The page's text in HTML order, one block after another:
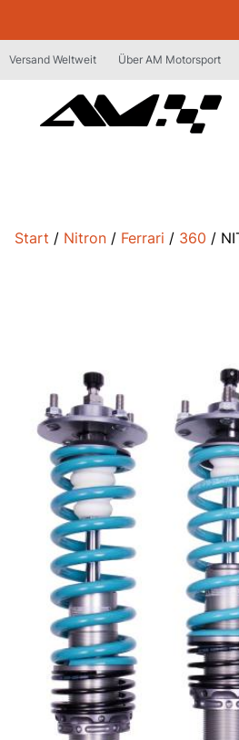
Versand Weltweit Über AM Motorsport
Start / Nitron / Ferrari / 360 /